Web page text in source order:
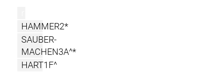
HAMMER2*
SAUBER-
MACHEN3A^*
HART1F^